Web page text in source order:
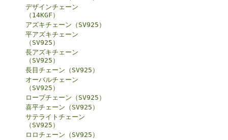
デザインチェーン
（14KGF）
アズキチェーン（SV925）
平アズキチェーン
（SV925）
長アズキチェーン
（SV925）
長目チェーン（SV925）
オーバルチェーン
（SV925）
ロープチェーン（SV925）
喜平チェーン（SV925）
サテライトチェーン
（SV925）
ロロチェーン（SV925）